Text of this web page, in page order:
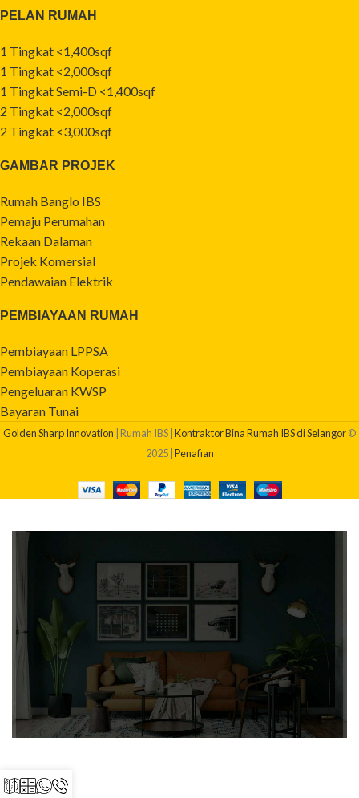
PELAN RUMAH
1 Tingkat <1,400sqf
1 Tingkat <2,000sqf
1 Tingkat Semi-D <1,400sqf
2 Tingkat <2,000sqf
2 Tingkat <3,000sqf
GAMBAR PROJEK
Rumah Banglo IBS
Pemaju Perumahan
Rekaan Dalaman
Projek Komersial
Pendawaian Elektrik
PEMBIAYAAN RUMAH
Pembiayaan LPPSA
Pembiayaan Koperasi
Pengeluaran KWSP
Bayaran Tunai
Golden Sharp Innovation | Rumah IBS | Kontraktor Bina Rumah IBS di Selangor©
2025 | Penafian
BERAPAKAH KOS BINA RUMAH SAYA?
Dapatkan quotation pembinaan rumah anda sekarang!
Klik Di Sini